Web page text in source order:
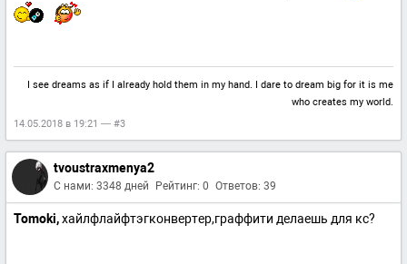
I see dreams as if I already hold them in my hand. I dare to dream big for it is me
who creates my world.
14.05.2018 в 19:21 — #3
tvoustraxmenya2
С нами: 3348 дней Рейтинг: 0 Ответов: 39
Tomoki,хайлфлайфтэгконвертер,граффити делаешь для кс?